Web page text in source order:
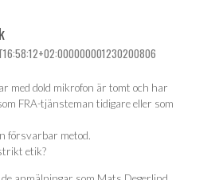
med dold mikrofon är tomt och har
FRA-tjänsteman tidigare eller som
försvarbar metod.
etik?